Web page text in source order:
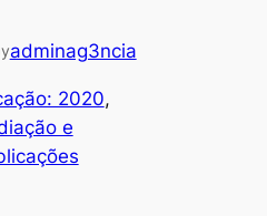
adminag3ncia
2020
e